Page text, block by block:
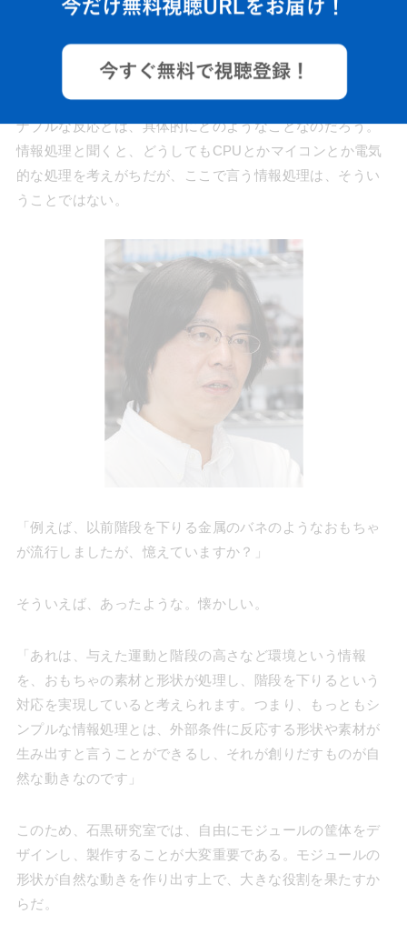
形状が行う情報処理で、自然な動きを生みだす
モジュールの筐体製作に3Dプリンターを導入
さて、各モジュールが行う情報処理とそれに対するリーズ
ナブルな反応とは、具体的にどのようなことなのだろう。
情報処理と聞くと、どうしてもCPUとかマイコンとか電気
的な処理を考えがちだが、ここで言う情報処理は、そうい
うことではない。
「例えば、以前階段を下りる金属のバネのようなおもちゃ
が流行しましたが、憶えていますか？」
そういえば、あったような。懐かしい。
「あれは、与えた運動と階段の高さなど環境という情報
を、おもちゃの素材と形状が処理し、階段を下りるという
対応を実現していると考えられます。つまり、もっともシ
ンプルな情報処理とは、外部条件に反応する形状や素材が
生み出すと言うことができるし、それが創りだすものが自
然な動きなのです」
このため、石黒研究室では、自由にモジュールの筐体をデ
ザインし、製作することが大変重要である。モジュールの
形状が自然な動きを作り出す上で、大きな役割を果たすか
らだ。